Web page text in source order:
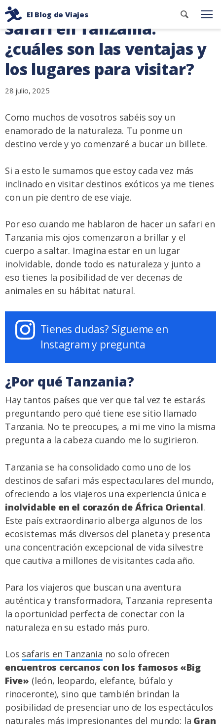
contenido
El Blog de Viajes
Consejos
viaje
de
mochileros
Buscar
Safari en Tanzania:
¿cuáles son las ventajas y
los lugares para visitar?
28 julio, 2025
Como muchos de vosotros sabéis soy un
enamorado de la naturaleza. Tu ponme un
destino verde y yo comenzaré a bucar un billete.
Si a esto le sumamos que estoy cada vez más
inclinado en visitar destinos exóticos ya me tienes
con un pie dentro de ese viaje.
Por eso cuando me hablaron de hacer un safari en
Tanzania mis ojos comenzaron a brillar y el
cuerpo a saltar. Imagina estar en un lugar
inolvidable, donde todo es naturaleza y junto a
eso tienes la posibilidad de ver decenas de
animales en su hábitat natural.
Tienes dudas? Sígueme en
Instagram y pregunta
¿Por qué Tanzania?
Hay tantos países que ver que tal vez te estarás
preguntando pero qué tiene ese sitio llamado
Tanzania. No te preocupes, a mi me vino la misma
pregunta a la cabeza cuando me lo sugirieron.
Tanzania se ha consolidado como uno de los
destinos de safari más espectaculares del mundo,
ofreciendo a los viajeros una experiencia única e
inolvidable en el corazón de África Oriental.
Este país extraordinario alberga algunos de los
ecosistemas más diversos del planeta y presenta
una concentración excepcional de vida silvestre
que cautiva a millones de visitantes cada año.
Para los viajeros que buscan una aventura
auténtica y transformadora, Tanzania representa
la oportunidad perfecta de conectar con la
naturaleza en su estado más puro.
Los safaris en Tanzania no solo ofrecen
encuentros cercanos con los famosos «Big
Five» (león, leopardo, elefante, búfalo y
rinoceronte), sino que también brindan la
posibilidad de presenciar uno de los espectáculos
naturales más impresionantes del mundo: la Gran